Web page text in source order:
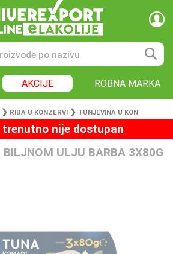
AKCIJE ROBNA MARKA
❯ RIBA U KONZERVI ❯ TUNJEVINA U KON
trenutno nije dostupan
ULJU BARBA 3X80G